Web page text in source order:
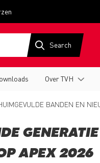
Over TVH
BANDEN EN
APEX 2026